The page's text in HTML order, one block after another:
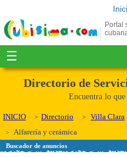
Portal
☰
Directorio de
Encuentra lo que
INICIO Directorio Villa Clara
Alfarería y cerámica
Buscador de anuncios